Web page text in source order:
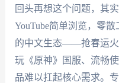
回头再想这个问题，其
YouTube简单浏览，零
的中文生态——抢春运火
玩《原神》国服、流畅
品难以扛起核心需求。